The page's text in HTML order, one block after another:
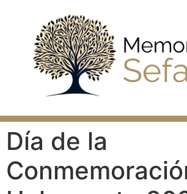
Día de la